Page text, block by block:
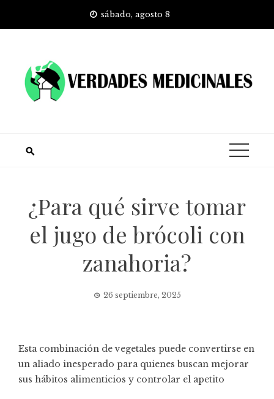
sábado, agosto 8
¿Para qué sirve tomar
el jugo de brócoli con
zanahoria?
26 septiembre, 2025
Esta combinación de vegetales puede convertirse en
un aliado inesperado para quienes buscan mejorar
sus hábitos alimenticios y controlar el apetito